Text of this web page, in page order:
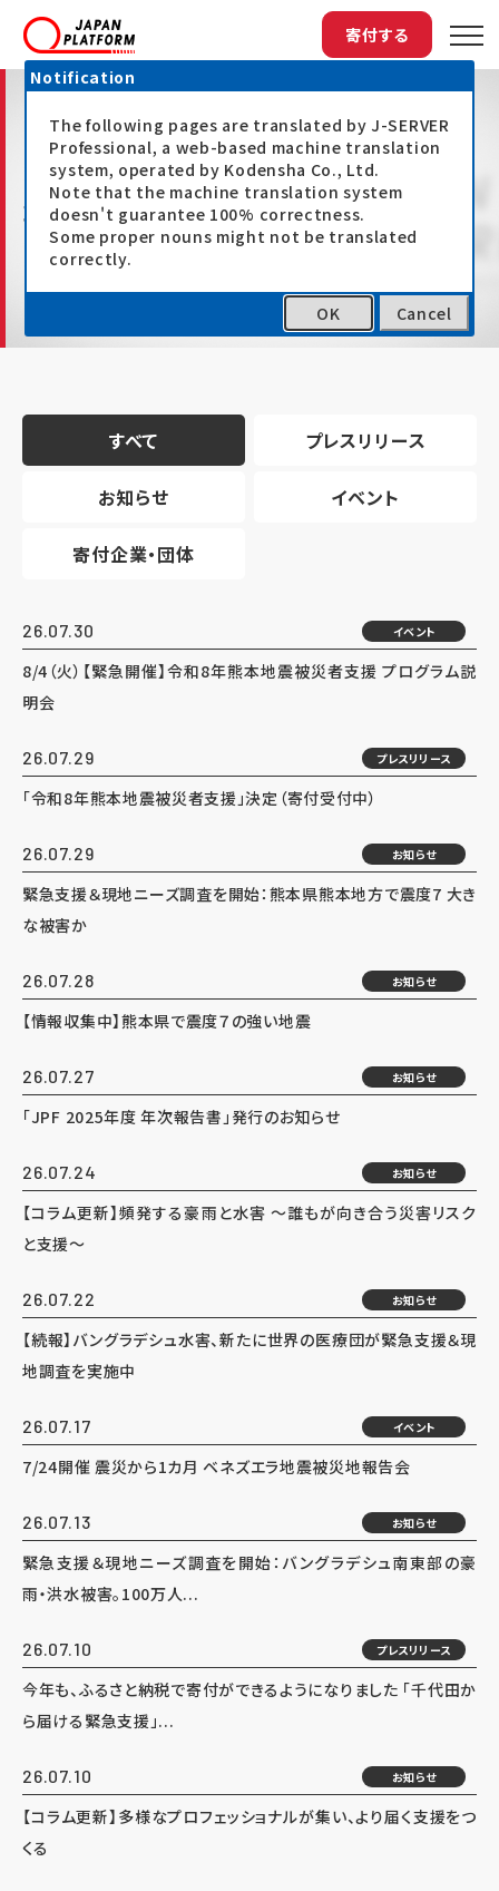
寄付する
最新情報
すべて プレスリリース
お知らせ イベント
寄付企業・団体
26.07.30 イベント
8/4（火）【緊急開催】令和8年熊本地震被災者支援 プログラム説
明会
26.07.29 プレスリリース
「令和8年熊本地震被災者支援」決定（寄付受付中）
26.07.29 お知らせ
緊急支援＆現地ニーズ調査を開始：熊本県熊本地方で震度7 大き
な被害か
26.07.28 お知らせ
【情報収集中】熊本県で震度７の強い地震
26.07.27 お知らせ
「JPF 2025年度 年次報告書」発行のお知らせ
26.07.24 お知らせ
【コラム更新】頻発する豪雨と水害 ～誰もが向き合う災害リスク
と支援～
26.07.22 お知らせ
【続報】バングラデシュ水害、新たに世界の医療団が緊急支援＆現
地調査を実施中
26.07.17 イベント
7/24開催 震災から1カ月 ベネズエラ地震被災地報告会
26.07.13 お知らせ
緊急支援＆現地ニーズ調査を開始：バングラデシュ南東部の豪
雨・洪水被害。100万人...
26.07.10 プレスリリース
今年も、ふるさと納税で寄付ができるようになりました 「千代田か
ら届ける緊急支援」...
26.07.10 お知らせ
【コラム更新】多様なプロフェッショナルが集い、より届く支援をつ
くる
Notification
The following pages are translated by J-SERVER
Professional, a web-based machine translation
system, operated by Kodensha Co., Ltd.
Note that the machine translation system
doesn't guarantee 100% correctness.
Some proper nouns might not be translated
correctly.
OK Cancel